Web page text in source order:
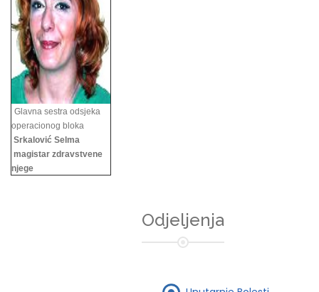
Glavna sestra odsjeka
operacionog bloka
Srkalović Selma
magistar zdravstvene
njege
Odjeljenja